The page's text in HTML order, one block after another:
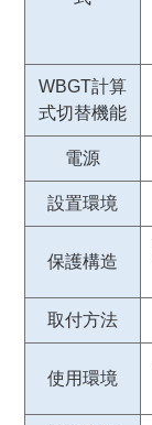
WBGT計算
式切替機能
電源
設置環境
保護構造
取付方法
使用環境